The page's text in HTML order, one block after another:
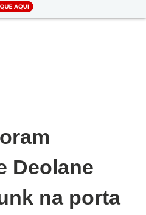
Deolane
na porta